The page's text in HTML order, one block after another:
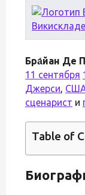
Викискладе
Бра́йан Де
11 сентября
Джерси,
сценарист и
Table of